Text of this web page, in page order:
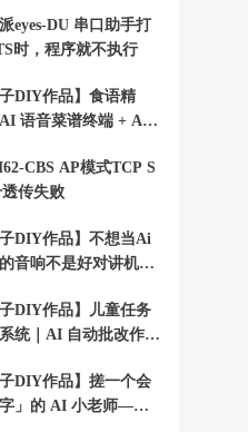
eyes-DU 串口助手打
时，程序就不执行
子DIY作品】食语精
语音菜谱终端 + Ai-
CBS AP模式TCP S
传失败
子DIY作品】不想当Ai
音响不是好对讲机+A
子DIY作品】儿童任务
统｜AI 自动批改作业
子DIY作品】搓一个会
字」的 AI 小老师——